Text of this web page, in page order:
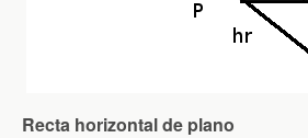
Recta horizontal de plano